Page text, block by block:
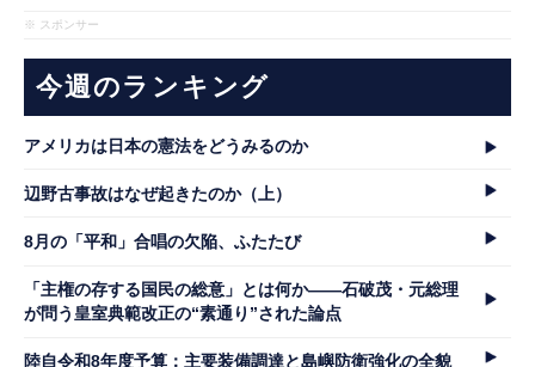
※ スポンサー
今週のランキング
アメリカは日本の憲法をどうみるのか
辺野古事故はなぜ起きたのか（上）
8月の「平和」合唱の欠陥、ふたたび
「主権の存する国民の総意」とは何か――石破茂・元総理
が問う皇室典範改正の“素通り”された論点
陸自令和8年度予算：主要装備調達と島嶼防衛強化の全貌